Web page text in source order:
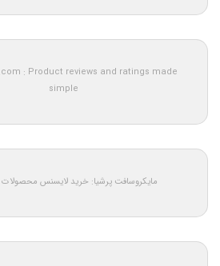
: Product reviews and ratings made
simple
مایکروسافت پرشیا: خرید لایسنس محصولات